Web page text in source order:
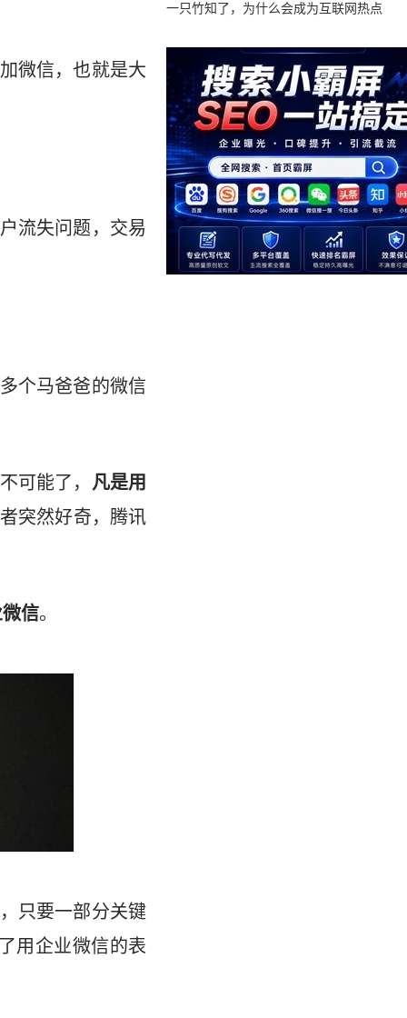
微信，也就是大
流失问题，交易
个马爸爸的微信
可能了，
凡是用
突然好奇，腾讯
信。
只要一部分关键
用企业微信的表
一只竹知了，为什么会成为互联网热点